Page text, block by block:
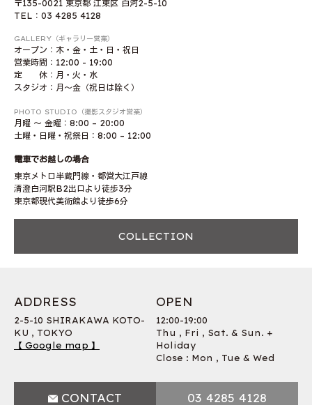
〒135-0021 東京都 江東区 白河2-5-10
TEL：03 4285 4128
GALLERY（ギャラリー営業）
オープン：木・金・土・日・祝日
営業時間：12:00 - 19:00
定 休：月・火・水
スタジオ：月〜金（祝日は除く）
PHOTO STUDIO（撮影スタジオ営業）
月曜 〜 金曜：8:00 – 20:00
土曜・日曜・祝祭日：8:00 – 12:00
電車でお越しの場合
東京メトロ半蔵門線・都営大江戸線
清澄白河駅B2出口より徒歩3分
東京都現代美術館より徒歩6分
COLLECTION
ADDRESS
2-5-10 SHIRAKAWA KOTO-
KU , TOKYO
【 Google map 】
OPEN
12:00-19:00
Thu , Fri , Sat. & Sun. +
Holiday
Close : Mon , Tue & Wed
CONTACT 03 4285 4128